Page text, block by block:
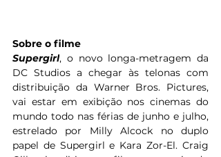
Sobre o filme
Supergirl, o novo longa-metragem da
DC Studios a chegar às telonas com
distribuição da Warner Bros. Pictures,
vai estar em exibição nos cinemas do
mundo todo nas férias de junho e julho,
estrelado por Milly Alcock no duplo
papel de Supergirl e Kara Zor-El. Craig